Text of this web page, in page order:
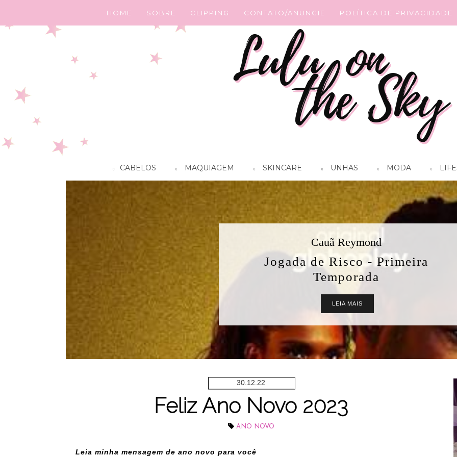
HOME SOBRE CLIPPING CONTATO/ANUNCIE POLÍTICA DE PRIVACIDADE
CABELOS MAQUIAGEM SKINCARE UNHAS MODA
Cauã Reymond
Jogada de Risco - Primeira
Temporada
LEIA MAIS
30.12.22
Feliz Ano Novo 2023
ANO NOVO
Leia minha mensagem de ano novo para você